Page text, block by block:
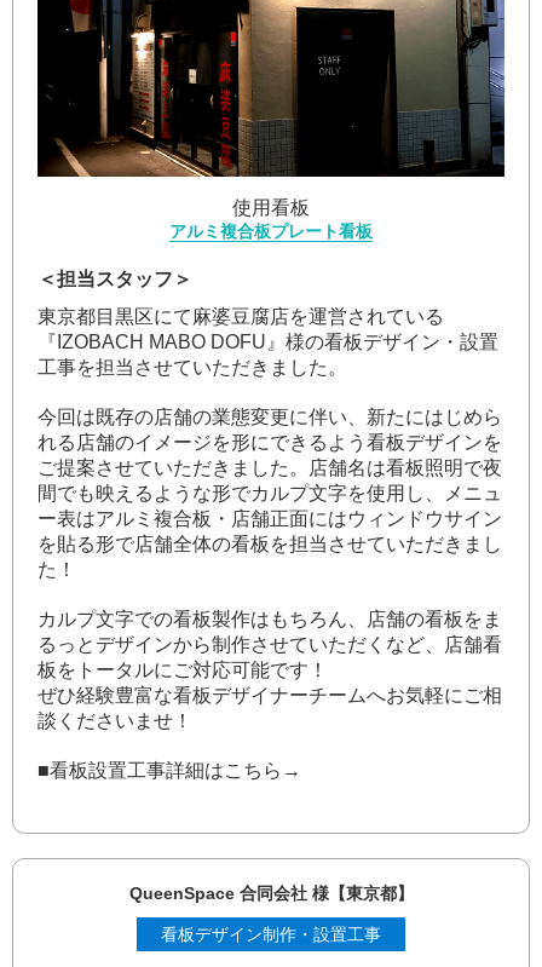
使用看板
アルミ複合板プレート看板
＜担当スタッフ＞
東京都目黒区にて麻婆豆腐店を運営されている
『IZOBACH MABO DOFU』様の看板デザイン・設置
工事を担当させていただきました。
今回は既存の店舗の業態変更に伴い、新たにはじめら
れる店舗のイメージを形にできるよう看板デザインを
ご提案させていただきました。店舗名は看板照明で夜
間でも映えるような形でカルプ文字を使用し、メニュ
ー表はアルミ複合板・店舗正面にはウィンドウサイン
を貼る形で店舗全体の看板を担当させていただきまし
た！
カルプ文字での看板製作はもちろん、店舗の看板をま
るっとデザインから制作させていただくなど、店舗看
板をトータルにご対応可能です！
ぜひ経験豊富な看板デザイナーチームへお気軽にご相
談くださいませ！
■看板設置工事詳細はこちら→
QueenSpace 合同会社 様【東京都】
看板デザイン制作・設置工事